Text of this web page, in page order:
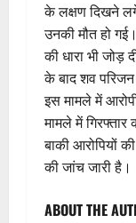
के लक्षण दिखने
उनकी मौत हो
की धारा भी जोड़
के बाद शव परिजन
इस मामले में
मामले में गिरफ्तार
बाकी आरोपियों
की जांच जारी है।
ABOUT THE